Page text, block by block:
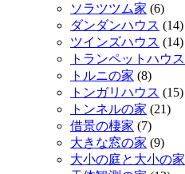
ソラツツム家 (6)
ダンダンハウス (14)
ツインズハウス (14)
トランペットハウス
トルニの家 (8)
トンガリハウス (15)
トンネルの家 (21)
借景の棲家 (7)
大きな窓の家 (9)
大小の庭と大小の家